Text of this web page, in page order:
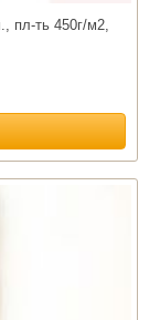
пл-ть 450г/м2,